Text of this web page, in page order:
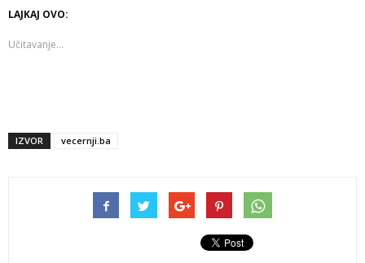
LAJKAJ OVO:
Učitavanje...
IZVOR vecernji.ba